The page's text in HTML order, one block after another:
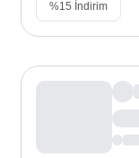
%15 İndirim